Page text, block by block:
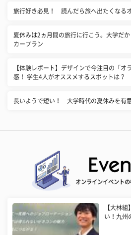
旅行好き必見！ 読んだら旅へ出たくなる
夏休みは2ヵ月間の旅行に行こう。大学だ
カープラン
【体験レポート】デザインで今注目の「オ
感！ 学生4人がオススメするスポットは？
長いようで短い！ 大学時代の夏休みを有
オンラインイベント
【大林
い！九州